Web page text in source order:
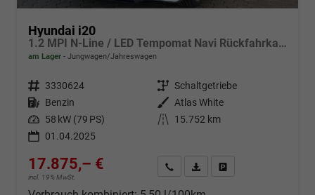
Hyundai i20
1.2 MPI N-Line / LED Tempomat Navi Rückfahrkamera Alu 17"
am Lager Jungwagen/Jahreswagen
Fahrzeugnr. 3330624 Getriebe Schaltgetriebe
Kraftstoff Benzin Außenfarbe Atlas White
Leistung 58 kW (79 PS) Kilometerstand
15.752 km
01.04.2025
17.875,– €
incl. 19% MwSt.
Wir rufen Sie anFahrzeugexposé (PDF)